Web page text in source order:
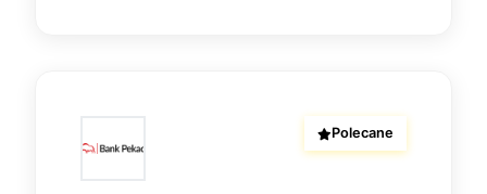
Polecane